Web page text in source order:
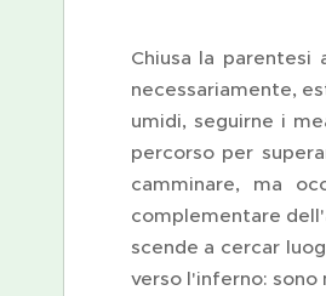
Chiusa la
necessariamente,
umidi, seguirne i
percorso per
camminare, ma
complementare
scende a cercar
verso l'inferno: sono